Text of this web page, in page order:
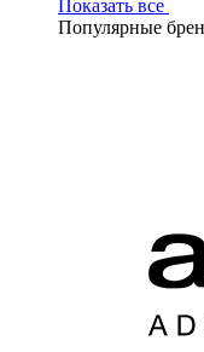
Показать все
Популярные